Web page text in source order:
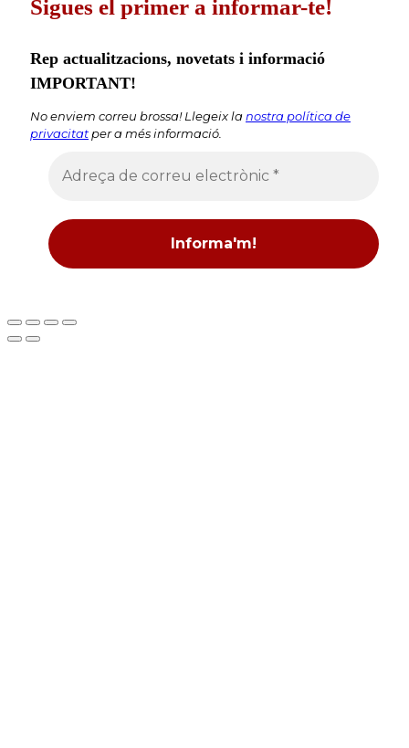
Sigues el primer a informar-te!
Rep actualitzacions, novetats i informació
IMPORTANT!
No enviem correu brossa! Llegeix lanostra política de
privacitat per a més informació.